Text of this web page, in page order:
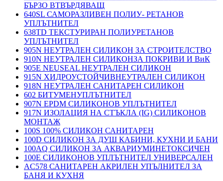
БЪРЗО ВТВЪРДЯВАЩ
640SL САМОРАЗЛИВЕН ПОЛИУ- РЕТАНОВ
УПЛЪТНИТЕЛ
638TD ТЕКСТУРИРАН ПОЛИУРЕТАНОВ
УПЛЪТНИТЕЛ
905N НЕУТРАЛЕН СИЛИКОН ЗА СТРОИТЕЛСТВО
910N НЕУТРАЛЕН СИЛИКОНЗА ПОКРИВИ И ВиК
905E NEUSEAL НЕУТРАЛЕН СИЛИКОН
915N ХИДРОУСТОЙЧИВНЕУТРАЛЕН СИЛИКОН
918N НЕУТРАЛЕН САНИТАРЕН СИЛИКОН
602 БИТУМЕНУПЛЪТНИТЕЛ
907N EPDM СИЛИКОНОВ УПЛЪТНИТЕЛ
917N ИЗОЛАЦИЯ НА СТЪКЛА (IG) СИЛИКОНОВ
МОНТАЖ
100S 100% СИЛИКОН САНИТАРЕН
100D СИЛИКОН ЗА ДУШ КАБИНИ, КУХНИ И БАНИ
100AQ СИЛИКОН ЗА АКВАРИУМИНЕТОКСИЧЕН
100E СИЛИКОНОВ УПЛЪТНИТЕЛ УНИВЕРСАЛЕН
AC578 САНИТАРЕН АКРИЛЕН УПЪЛНИТЕЛ ЗА
БАНЯ И КУХНЯ